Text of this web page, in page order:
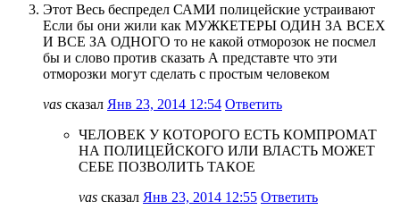
Этот Весь беспредел САМИ полицейские устраивают
Если бы они жили как МУЖКЕТЕРЫ ОДИН ЗА ВСЕХ
И ВСЕ ЗА ОДНОГО то не какой отморозок не посмел
бы и слово против сказать А представте что эти
отморозки могут сделать с простым человеком
vas сказал Янв 23, 2014 12:54 Ответить
ЧЕЛОВЕК У КОТОРОГО ЕСТЬ КОМПРОМАТ
НА ПОЛИЦЕЙСКОГО ИЛИ ВЛАСТЬ МОЖЕТ
СЕБЕ ПОЗВОЛИТЬ ТАКОЕ
vas сказал Янв 23, 2014 12:55 Ответить